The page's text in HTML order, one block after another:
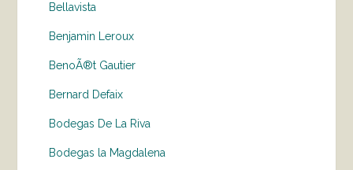
Bellavista
Benjamin Leroux
BenoÃ®t Gautier
Bernard Defaix
Bodegas De La Riva
Bodegas la Magdalena